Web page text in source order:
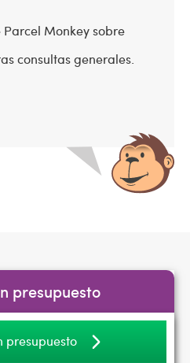
Monkey sobre
consultas generales.
presupuesto
presupuesto